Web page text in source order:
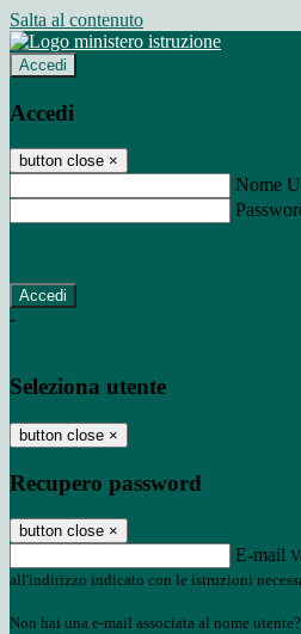
Salta al contenuto
Accedi
Accedi
button close ×
Nome
-
Seleziona utente
button close ×
Recupero password
button close ×
E-mail
all'indirizzo indicato con le istruzioni
Non hai una e-mail associata al nome